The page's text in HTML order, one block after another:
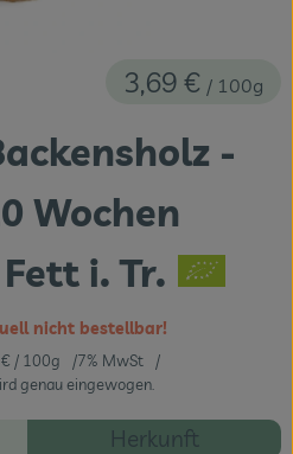
-
Wochen
i. Tr.
3,69 € / 100g
nicht bestellbar!
/ 100g
7% MwSt
genau eingewogen.
Rezepte
Herkunft